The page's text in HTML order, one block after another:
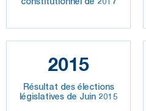
2015
Résultat des élections
législatives de Juin 2015